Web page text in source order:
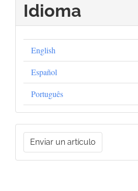
Idioma
English
Español
Português
Enviar
unEnviar un artículo